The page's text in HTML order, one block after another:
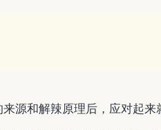
源和解辣原理后，应对起来